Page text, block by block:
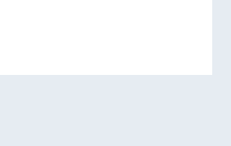
BANDO BALCANI 2026: CONTRIBUTI A